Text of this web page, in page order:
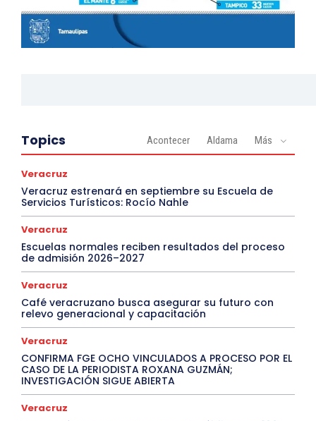
Topics Acontecer Aldama Más
Veracruz
Veracruz estrenará en septiembre su Escuela de
Servicios Turísticos: Rocío Nahle
Veracruz
Escuelas normales reciben resultados del proceso
de admisión 2026–2027
Veracruz
Café veracruzano busca asegurar su futuro con
relevo generacional y capacitación
Veracruz
CONFIRMA FGE OCHO VINCULADOS A PROCESO POR EL
CASO DE LA PERIODISTA ROXANA GUZMÁN;
INVESTIGACIÓN SIGUE ABIERTA
Veracruz